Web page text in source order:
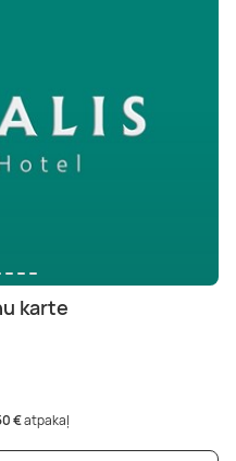
karte
€atpakaļ